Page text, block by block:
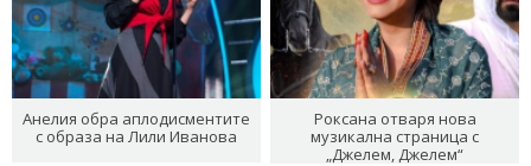
Анелия обра аплодисментите
с образа на Лили Иванова
Роксана отваря нова
музикална страница с
„Джелем, Джелем“